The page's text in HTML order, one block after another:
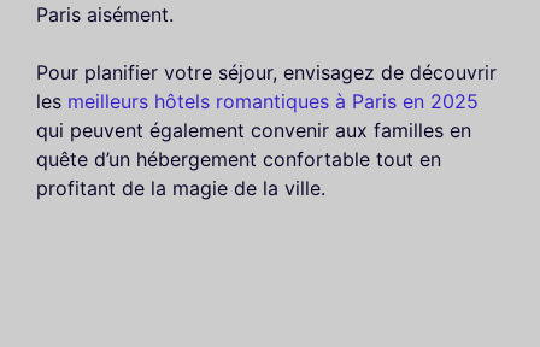
Paris aisément.
Pour planifier votre séjour, envisagez de découvrir
les meilleurs hôtels romantiques à Paris en 2025
qui peuvent également convenir aux familles en
quête d’un hébergement confortable tout en
profitant de la magie de la ville.